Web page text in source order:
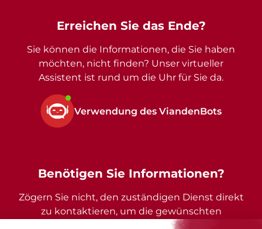
Erreichen Sie das Ende?
Sie können die Informationen, die Sie haben
möchten, nicht finden? Unser virtueller
Assistent ist rund um die Uhr für Sie da.
Verwendung des ViandenBots
Benötigen Sie Informationen?
Zögern Sie nicht, den zuständigen Dienst direkt
zu kontaktieren, um die gewünschten
Auskünfte zu erhalten.